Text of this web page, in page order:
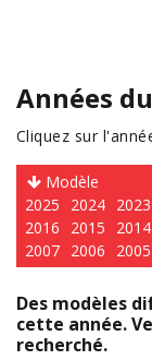
Années
Cliquez sur
Modèle
2025
2024 2023
2016
2015 2014
2007 2006 2005
Des modèles
cette année.
recherché.